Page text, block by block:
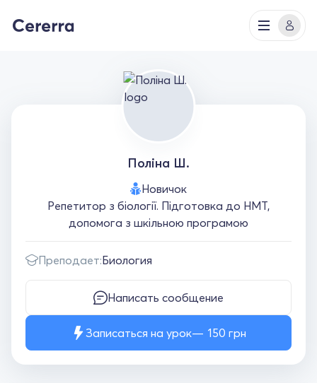
Поліна Ш.
Новичок
Репетитор з біології. Підготовка до НМТ,
допомога з шкільною програмою
Преподает:Биология
Написать сообщение
Записаться на урок 150 грн